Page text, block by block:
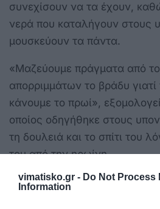
vimatisko.gr - Do Not Process
Information
συνεχίσουν να τα έχουν,
νερά που καταλήγουν στους
μουσκεύουν τα πάντα.
«Μαζεύουμε πράγματα από
απορριμμάτων το βράδυ
κάνουμε το πρωί»,
οποίος οδηγήθηκε στους
τη δουλειά και το σπίτι του
του από την ηρωίνη.
Μέλη κοινοτικών